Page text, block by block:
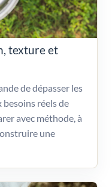
texture et
de dépasser les
besoins réels de
avec méthode, à
une